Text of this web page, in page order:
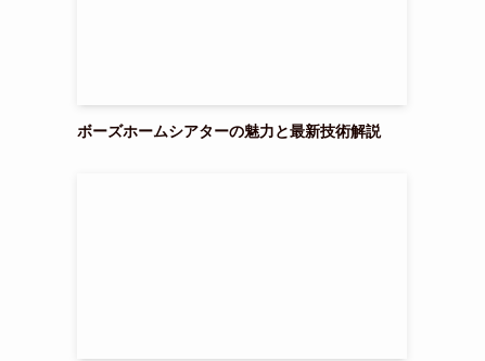
ボーズホームシアターの魅力と最新技術解説